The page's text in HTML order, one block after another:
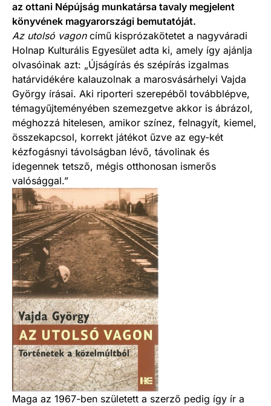
az ottani Népújság munkatársa tavaly megjelent
könyvének magyarországi bemutatóját.
Az utolsó vagoncímű kisprózakötetet a nagyváradi
Holnap Kulturális Egyesület adta ki, amely így ajánlja
olvasóinak azt: „Újságírás és szépírás izgalmas
határvidékére kalauzolnak a marosvásárhelyi Vajda
György írásai. Aki riporteri szerepéből továbblépve,
témagyűjteményében szemezgetve akkor is ábrázol,
méghozzá hitelesen, amikor színez, felnagyít, kiemel,
összekapcsol, korrekt játékot űzve az egy-két
kézfogásnyi távolságban lévő, távolinak és
idegennek tetsző, mégis otthonosan ismerős
valósággal.”
Maga az 1967-ben született a szerző pedig így ír a